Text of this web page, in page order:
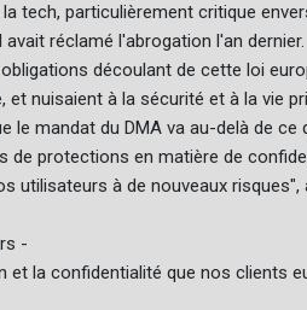
tech, particulièrement critique
réclamé l'abrogation l'an dernier.
découlant de cette loi
nuisaient à la sécurité et à la vie
mandat du DMA va au-delà de ce
de protections en matière de
utilisateurs à de nouveaux
-
la confidentialité que nos clients